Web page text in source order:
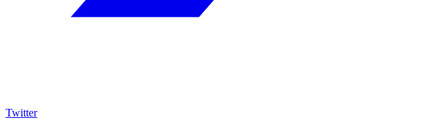
Twitter